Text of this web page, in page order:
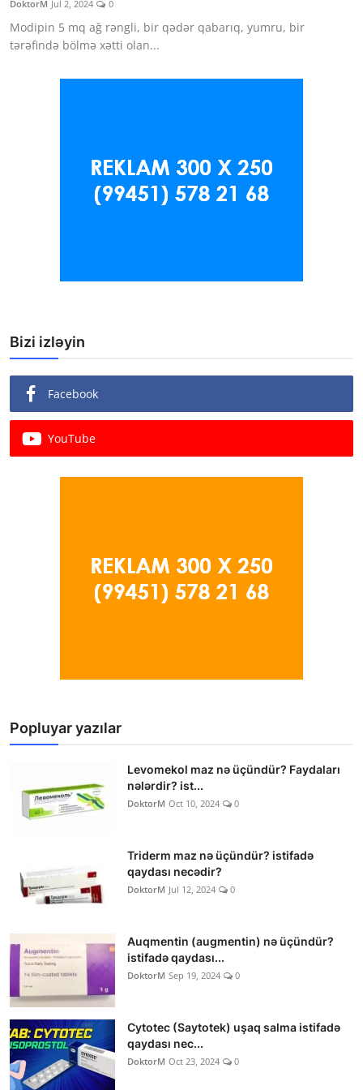
Klinikalar
DoktorM Jul 2, 2024 0
Modipin 5 mq ağ rəngli, bir qədər qabarıq, yumru, bir
tərəfində bölmə xətti olan...
Bizi izləyin
Facebook
YouTube
Popluyar yazılar
Levomekol maz nə üçündür? Faydaları
nələrdir? ist...
DoktorM Oct 10, 2024 0
Triderm maz nə üçündür? istifadə
qaydası necədir?
DoktorM Jul 12, 2024 0
Auqmentin (augmentin) nə üçündür?
istifadə qaydası...
DoktorM Sep 19, 2024 0
Cytotec (Saytotek) uşaq salma istifadə
qaydası nec...
DoktorM Oct 23, 2024 0